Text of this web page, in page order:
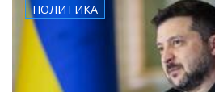
ПОЛИТИКА